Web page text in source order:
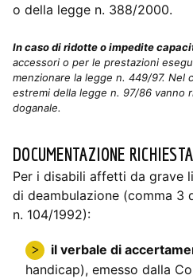
o della legge n. 388/2000.
In caso di ridotte o impedite
accessori o per le prestazioni
menzionare la legge n. 449/97. Nel
estremi della legge n. 97/86 vanno
doganale.
DOCUMENTAZIONE RICHIESTA
Per i disabili affetti da grave
di deambulazione (comma 3
n. 104/1992):
il verbale di
handicap), emesso dalla